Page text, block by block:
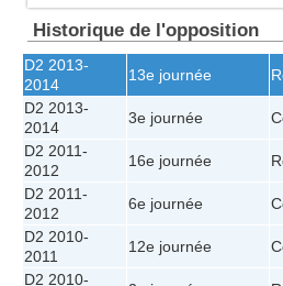
Historique de l'opposition
D2 2013-
2014
13e journée
D2 2013-
2014
3e journée
D2 2011-
2012
16e journée
D2 2011-
2012
6e journée
D2 2010-
2011
12e journée
D2 2010-